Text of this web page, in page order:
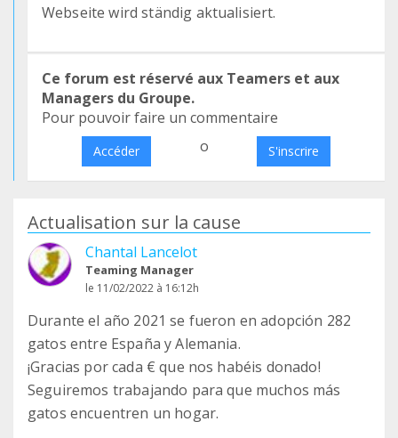
Webseite wird ständig aktualisiert.
Ce forum est réservé aux Teamers et aux
Managers du Groupe.
Pour pouvoir faire un commentaire
Accéder o S'inscrire
Actualisation sur la cause
Chantal Lancelot
Teaming Manager
le 11/02/2022 à 16:12h
Durante el año 2021 se fueron en adopción 282
gatos entre España y Alemania.
¡Gracias por cada € que nos habéis donado!
Seguiremos trabajando para que muchos más
gatos encuentren un hogar.